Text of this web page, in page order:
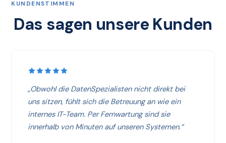
KUNDENSTIMMEN
Das sagen unsere Kunden
„Obwohl die DatenSpezialisten nicht direkt bei
uns sitzen, fühlt sich die Betreuung an wie ein
internes IT-Team. Per Fernwartung sind sie
innerhalb von Minuten auf unseren Systemen.“